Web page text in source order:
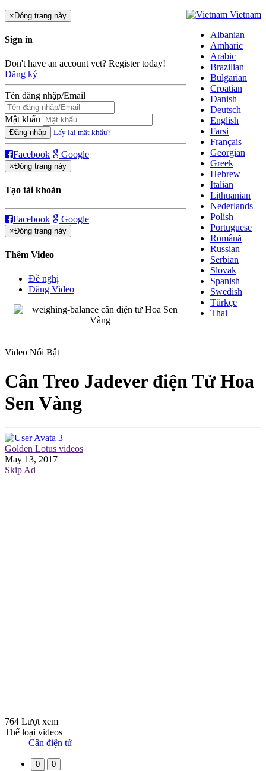
Vietnam
Albanian
Amharic
Arabic
Brazilian
Bulgarian
Croatian
Danish
Deutsch
English
Farsi
Français
Georgian
Greek
Hebrew
Italian
Lithuanian
Nederlands
Polish
Portuguese
Română
Russian
Serbian
Slovak
Spanish
Swedish
Türkçe
Thai
×Đóng trang này
Sign in
Don't have an account yet? Register today!
Đăng ký
Tên đăng nhập/Email
Mật khẩu
Đăng nhập Lấy lại mật khẩu?
Facebook Google
×Đóng trang này
Tạo tài khoản
Facebook Google
×Đóng trang này
Thêm Video
Đề nghị
Đăng Video
Video Nổi Bật
Cân Treo Jadever điện Tử Hoa
Sen Vàng
Golden Lotus videos
May 13, 2017
Skip Ad
764 Lượt xem
Thể loại videos
Cân điện tử
0 0